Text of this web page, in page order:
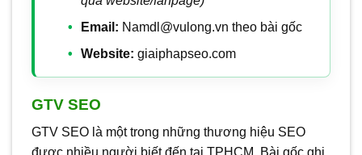
Email: Namdl@vulong.vn theo bài gốc
Website: giaiphapseo.com
GTV SEO
GTV SEO là một trong những thương hiệu SEO